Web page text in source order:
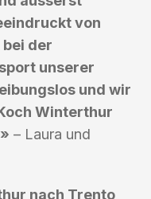
von
der
unserer
und wir
Winterthur
– Laura und
nach Trento